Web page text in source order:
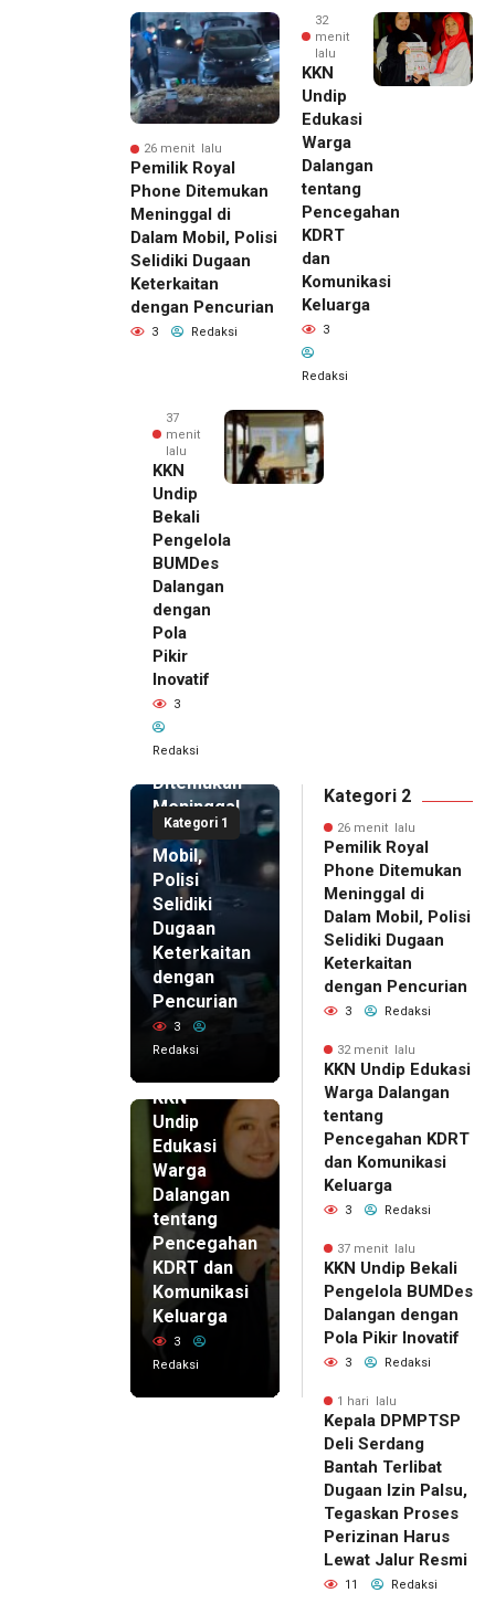
26 menit lalu
Pemilik Royal
Phone Ditemukan
Meninggal di
Dalam Mobil, Polisi
Selidiki Dugaan
Keterkaitan
dengan Pencurian
3 Redaksi
32
menit
lalu
KKN
Undip
Edukasi
Warga
Dalangan
tentang
Pencegahan
KDRT
dan
Komunikasi
Keluarga
3
Redaksi
37
menit
lalu
KKN
Undip
Bekali
Pengelola
BUMDes
Dalangan
dengan
Pola
Pikir
Inovatif
3
Redaksi
Kategori 1
26 menit
lalu
Pemilik
Royal
Phone
Ditemukan
Meninggal
di Dalam
Mobil,
Polisi
Selidiki
Dugaan
Keterkaitan
dengan
Pencurian
3
Redaksi
KKN
Undip
Edukasi
Warga
Dalangan
tentang
Pencegahan
KDRT dan
Komunikasi
Keluarga
3
Redaksi
Kategori 2
26 menit lalu
Pemilik Royal
Phone Ditemukan
Meninggal di
Dalam Mobil, Polisi
Selidiki Dugaan
Keterkaitan
dengan Pencurian
3 Redaksi
32 menit lalu
KKN Undip Edukasi
Warga Dalangan
tentang
Pencegahan KDRT
dan Komunikasi
Keluarga
3 Redaksi
37 menit lalu
KKN Undip Bekali
Pengelola BUMDes
Dalangan dengan
Pola Pikir Inovatif
3 Redaksi
1 hari lalu
Kepala DPMPTSP
Deli Serdang
Bantah Terlibat
Dugaan Izin Palsu,
Tegaskan Proses
Perizinan Harus
Lewat Jalur Resmi
11 Redaksi